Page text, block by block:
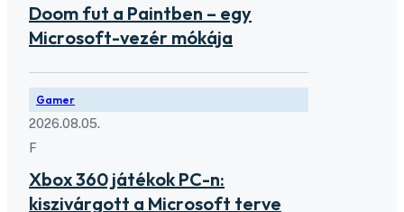
Doom fut a Paintben – egy
Microsoft-vezér mókája
Gamer
2026.08.05.
F
Xbox 360 játékok PC-n:
kiszivárgott a Microsoft terve